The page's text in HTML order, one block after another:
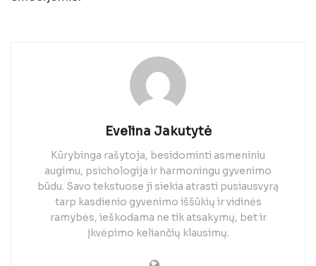
Evelina Jakutytė
Kūrybinga rašytoja, besidominti asmeniniu
augimu, psichologija ir harmoningu gyvenimo
būdu. Savo tekstuose ji siekia atrasti pusiausvyrą
tarp kasdienio gyvenimo iššūkių ir vidinės
ramybės, ieškodama ne tik atsakymų, bet ir
įkvėpimo keliančių klausimų.